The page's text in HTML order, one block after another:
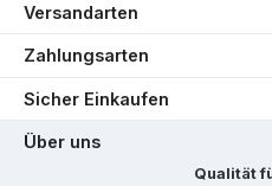
Versandarten
Zahlungsarten
Sicher Einkaufen
Über uns
Qualität